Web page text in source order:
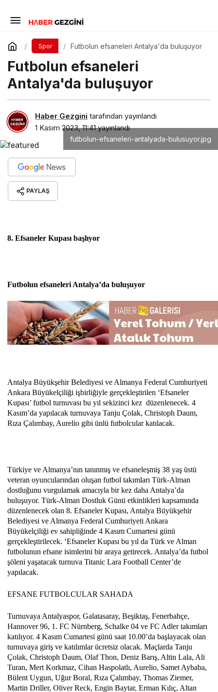
Spor Futbolun efsaneleri Antalya'da buluşuyor
Futbolun efsaneleri
Antalya'da buluşuyor
Haber Gezgini tarafından yayınlandı
1 Kasım 2023, 11:41yayınlandı
futbolun-efsaneleri-antalyada-bulusuyor.jpg
PAYLAŞ
8. Efsaneler Kupası başlıyor
Futbolun efsaneleri Antalya’da buluşuyor
Antalya Büyükşehir Belediyesi ve Almanya Federal Cumhuriyeti
Ankara Büyükelçiliği işbirliğiyle gerçekleştirilen ‘Efsaneler
Kupası’ futbol turnuvası bu yıl sekizinci kez düzenlenecek. 4
Kasım’da yapılacak turnuvaya Tanju Çolak, Christoph Daum,
Rıza Çalımbay, Aurelio gibi ünlü futbolcular katılacak.
Türkiye ve Almanya’nın tanınmış ve efsaneleşmiş 38 yaş üstü
veteran oyuncularından oluşan futbol takımları Türk-Alman
dostluğunu vurgulamak amacıyla bir kez daha Antalya’da
buluşuyor. Türk-Alman Dostluk Günü etkinlikleri kapsamında
düzenlenecek olan 8. Efsaneler Kupası, Antalya Büyükşehir
Belediyesi ve Almanya Federal Cumhuriyeti Ankara
Büyükelçiliği ev sahipliğinde 4 Kasım Cumartesi günü
gerçekleştirilecek. ‘Efsaneler Kupası bu yıl da Türk ve Alman
futbolunun efsane isimlerini bir araya getirecek. Antalya’da futbol
şöleni yaşatacak turnuva Titanic Lara Football Center’de
yapılacak.
EFSANE FUTBOLCULAR SAHADA
Turnuvaya Antalyaspor, Galatasaray, Beşiktaş, Fenerbahçe,
Hannover 96, 1. FC Nürnberg, Schalke 04 ve FC Adler takımları
katılıyor. 4 Kasım Cumartesi günü saat 10.00’da başlayacak olan
turnuvaya giriş ve katılımlar ücretsiz olacak. Maçlarda Tanju
Çolak, Christoph Daum, Olaf Thon, Deniz Barış, Altin Lala, Ali
Turan, Mert Korkmaz, Cihan Haspolatlı, Aurelio, Samet Aybaba,
Bülent Uygun, Uğur Boral, Rıza Çalımbay, Thomas Ziemer,
Martin Driller, Oliver Reck, Engin Baytar, Erman Kılıç, Altan